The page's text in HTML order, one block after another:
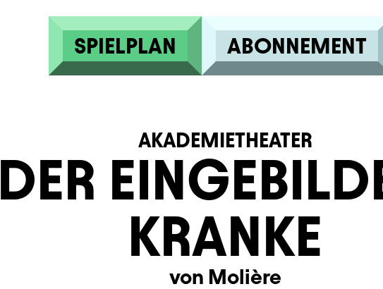
SPIELPLAN ABONNEMENT
DER
KRANKE
AKADEMIETHEATER
von Molière